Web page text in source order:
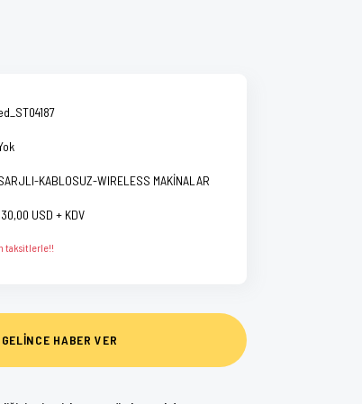
KABLOSUZ-WIRELESS MAKİNALAR
USD + KDV
taksitlerle!!
GELİNCE HABER VER